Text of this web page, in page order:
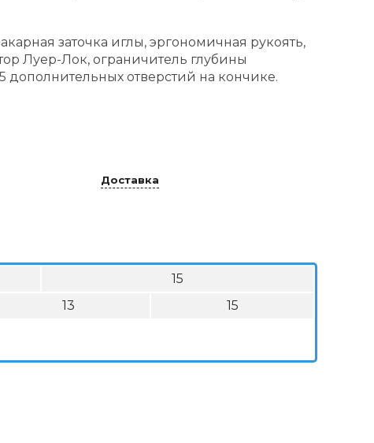
заточка иглы, эргономичная рукоять,
Луер-Лок, ограничитель глубины
дополнительных отверстий на кончике.
Доставка
15
13 15